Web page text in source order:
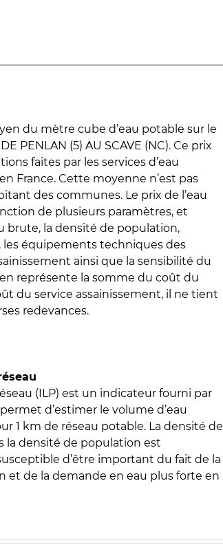
du mètre cube d’eau potable sur le
PENLAN (5) AU SCAVE (NC). Ce prix
faites par les services d’eau
France. Cette moyenne n’est pas
des communes. Le prix de l’eau
de plusieurs paramètres, et
brute, la densité de population,
les équipements techniques des
ainsi que la sensibilité du
représente la somme du coût du
du service assainissement, il ne tient
redevances.
(ILP) est un indicateur fourni par
d’estimer le volume d’eau
1 km de réseau potable. La densité de
la densité de population est
d’être important du fait de la
et de la demande en eau plus forte en